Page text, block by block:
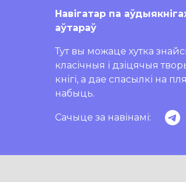
Навігатар па
аўтараў
Тут вы можаце хутка
класічныя і дзіцячыя
кнігі, а дае спасылкі на
набыць.
Сачыце за навінамі: